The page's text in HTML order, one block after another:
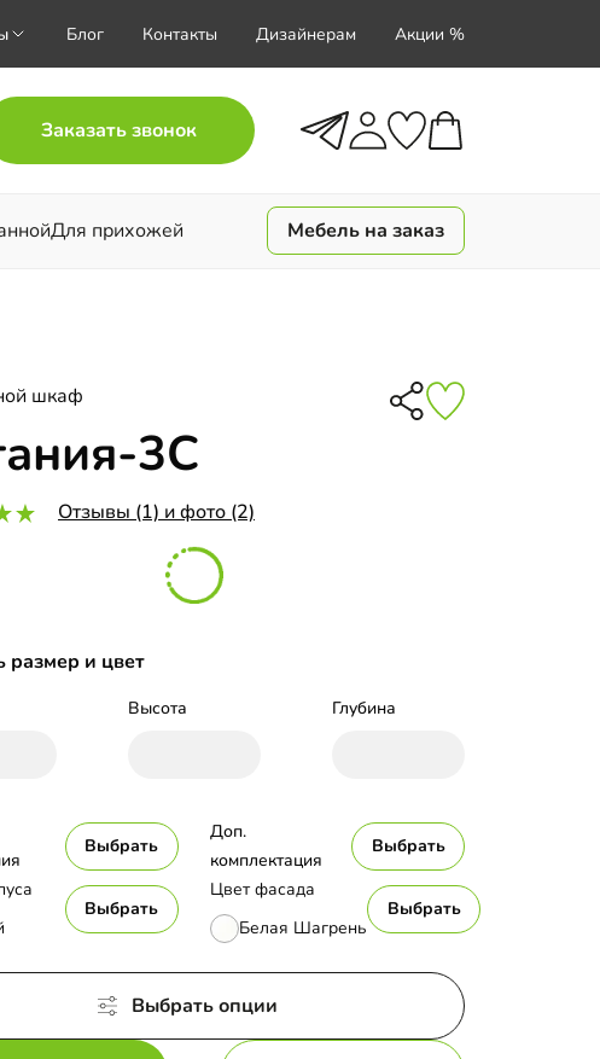
Блог Контакты Дизайнерам Акции %
Заказать звонок
Для прихожей Мебель на заказ
шкаф
3С
Отзывы (1) и фото (2)
размер и цвет
Высота Глубина
Выбрать
Цвет фасада
Белая Шагрень
Выбрать
Выбрать
Доп.
комплектация
Выбрать
Выбрать опции